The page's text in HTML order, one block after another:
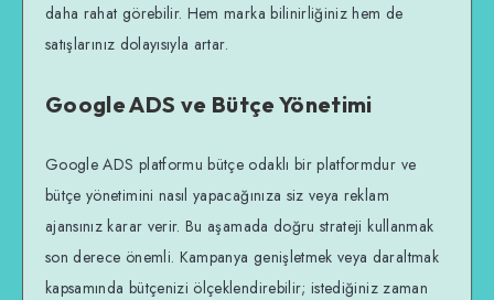
daha rahat görebilir. Hem marka bilinirliğiniz hem de
satışlarınız dolayısıyla artar.
Google ADS ve Bütçe Yönetimi
Google ADS platformu bütçe odaklı bir platformdur ve
bütçe yönetimini nasıl yapacağınıza siz veya reklam
ajansınız karar verir. Bu aşamada doğru strateji kullanmak
son derece önemli. Kampanya genişletmek veya daraltmak
kapsamında bütçenizi ölçeklendirebilir; istediğiniz zaman